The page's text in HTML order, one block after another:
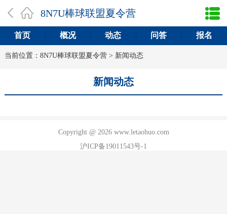
8N7U棒球联盟夏令营
首页 概况 动态 问答 报名
当前位置： 8N7U棒球联盟夏令营> 新闻动态
新闻动态
Copyright @ 2026 www.letaohuo.com
沪ICP备19011543号-1